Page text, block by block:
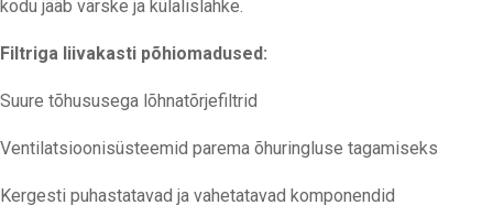
kodu jääb värske ja külalislahke.
Filtriga liivakasti põhiomadused:
Suure tõhususega lõhnatõrjefiltrid
Ventilatsioonisüsteemid parema õhuringluse tagamiseks
Kergesti puhastatavad ja vahetatavad komponendid